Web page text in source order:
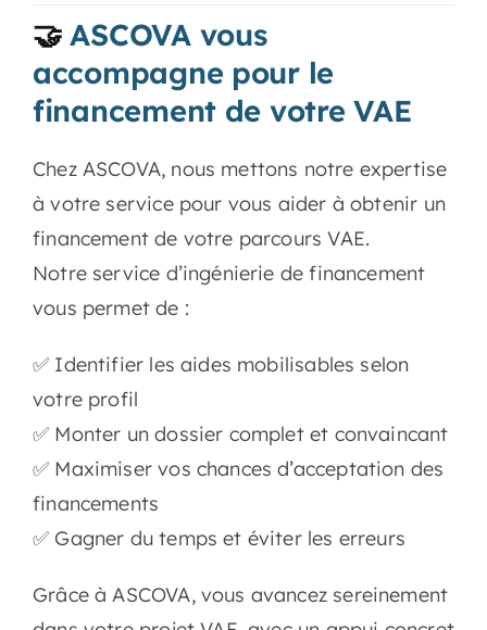
🤝ASCOVA vous
accompagne pour le
financement de votre VAE
Chez ASCOVA, nous mettons notre expertise
à votre service pour vous aider à obtenir un
financement de votre parcours VAE.
Notre service d’ingénierie de financement
vous permet de :
✅ Identifier les aides mobilisables selon
votre profil
✅ Monter un dossier complet et convaincant
✅ Maximiser vos chances d’acceptation des
financements
✅ Gagner du temps et éviter les erreurs
Grâce à ASCOVA, vous avancez sereinement